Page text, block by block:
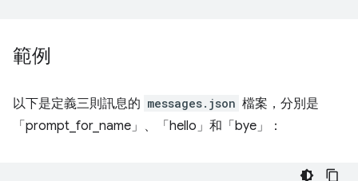
範例
以下是定義三則訊息的 messages.json 檔案，分別是
「prompt_for_name」、「hello」和「bye」：